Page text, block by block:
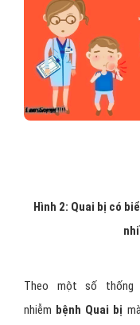
Hình 2: Quai bị có
Theo một số
nhiễm bệnh Quai bị